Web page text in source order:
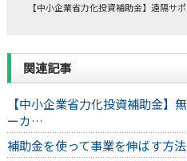
【中小企業省力化投資補助金】遠隔サ
関連記事
【中小企業省力化投資補助金】
ーカ…
補助金を使って事業を伸ばす方